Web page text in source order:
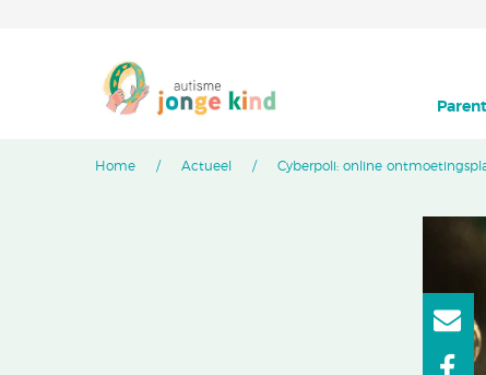
Home Actueel Cyberpoli: online